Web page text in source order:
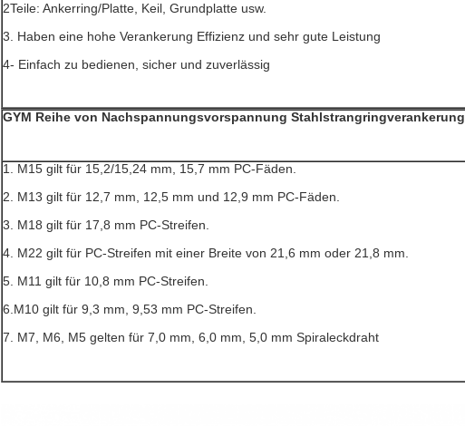
2Teile: Ankerring/Platte, Keil, Grundplatte usw.
3. Haben eine hohe Verankerung Effizienz und sehr gute Leistung
4- Einfach zu bedienen, sicher und zuverlässig
GYM Reihe von Nachspannungsvorspannung Stahlstrangringverankerung
1. M15 gilt für 15,2/15,24 mm, 15,7 mm PC-Fäden.
2. M13 gilt für 12,7 mm, 12,5 mm und 12,9 mm PC-Fäden.
3. M18 gilt für 17,8 mm PC-Streifen.
4. M22 gilt für PC-Streifen mit einer Breite von 21,6 mm oder 21,8 mm.
5. M11 gilt für 10,8 mm PC-Streifen.
6.M10 gilt für 9,3 mm, 9,53 mm PC-Streifen.
7. M7, M6, M5 gelten für 7,0 mm, 6,0 mm, 5,0 mm Spiraleckdraht